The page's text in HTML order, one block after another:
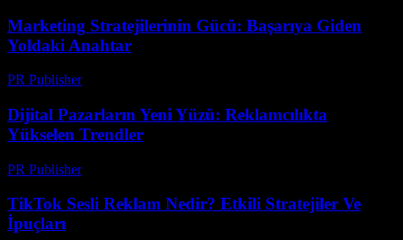
Marketing Stratejilerinin Gücü: Başarıya Giden
Yoldaki Anahtar
PR Publisher-
Dijital Pazarların Yeni Yüzü: Reklamcılıkta
Yükselen Trendler
PR Publisher-
TikTok Sesli Reklam Nedir? Etkili Stratejiler Ve
İpuçları